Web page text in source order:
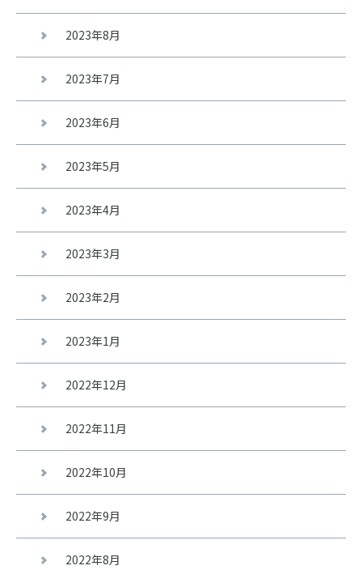
2023年8月
2023年7月
2023年6月
2023年5月
2023年4月
2023年3月
2023年2月
2023年1月
2022年12月
2022年11月
2022年10月
2022年9月
2022年8月